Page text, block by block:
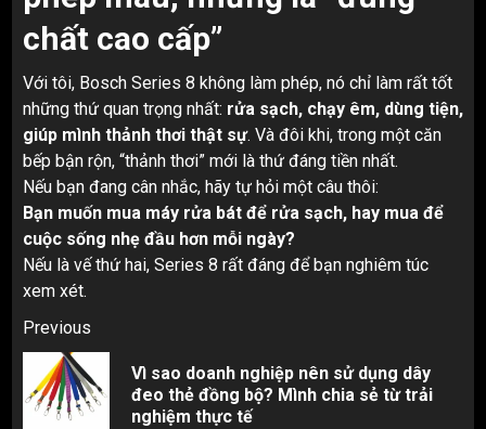
chất cao cấp”
Với tôi, Bosch Series 8 không làm phép, nó chỉ làm rất tốt
những thứ quan trọng nhất: rửa sạch, chạy êm, dùng tiện,
giúp mình thảnh thơi thật sự. Và đôi khi, trong một căn
bếp bận rộn, “thảnh thơi” mới là thứ đáng tiền nhất.
Nếu bạn đang cân nhắc, hãy tự hỏi một câu thôi:
Bạn muốn mua máy rửa bát để rửa sạch, hay mua để
cuộc sống nhẹ đầu hơn mỗi ngày?
Nếu là vế thứ hai, Series 8 rất đáng để bạn nghiêm túc
xem xét.
Post
navigation
Previous
Vì sao doanh nghiệp nên sử dụng dây
đeo thẻ đồng bộ? Mình chia sẻ từ trải
nghiệm thực tế